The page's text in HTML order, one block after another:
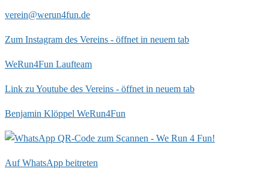
verein@werun4fun.de
Zum Instagram des Vereins - öffnet in neuem tab
WeRun4Fun Laufteam
Link zu Youtube des Vereins - öffnet in neuem tab
Benjamin Klöppel WeRun4Fun
Auf WhatsApp beitreten